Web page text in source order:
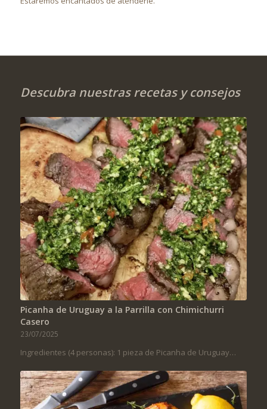
Descubra nuestras recetas y consejos
Picanha de Uruguay a la Parrilla con Chimichurri
Casero
23/07/2025
Ingredientes (4 personas): 1 pieza de Picanha de Uruguay…